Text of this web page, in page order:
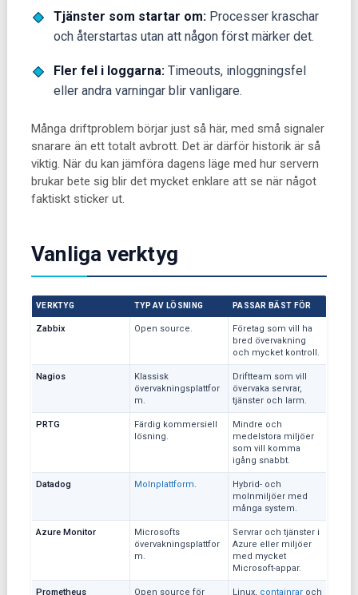
Tjänster som startar om:Processer kraschar
och återstartas utan att någon först märker det.
Fler fel i loggarna:Timeouts, inloggningsfel
eller andra varningar blir vanligare.
Många driftproblem börjar just så här, med små signaler
snarare än ett totalt avbrott. Det är därför historik är så
viktig. När du kan jämföra dagens läge med hur servern
brukar bete sig blir det mycket enklare att se när något
faktiskt sticker ut.
Vanliga verktyg
VERKTYG TYP AV LÖSNING PASSAR BÄST FÖR
Zabbix Open source.
Företag som vill ha
bred övervakning
och mycket kontroll.
Nagios
Klassisk
övervakningsplattfor
m.
Driftteam som vill
övervaka servrar,
tjänster och larm.
PRTG
Färdig kommersiell
lösning.
Mindre och
medelstora miljöer
som vill komma
igång snabbt.
Datadog Molnplattform.
Hybrid- och
molnmiljöer med
många system.
Azure Monitor
Microsofts
övervakningsplattfor
m.
Servrar och tjänster i
Azure eller miljöer
med mycket
Microsoft-appar.
Prometheus Open source för Linux, containraroch